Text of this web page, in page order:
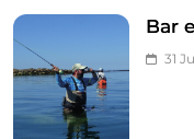
Bar
31